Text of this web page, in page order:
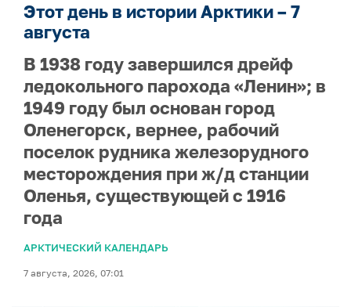
Этот день в истории Арктики – 7
августа
В 1938 году завершился дрейф
ледокольного парохода «Ленин»; в
1949 году был основан город
Оленегорск, вернее, рабочий
поселок рудника железорудного
месторождения при ж/д станции
Оленья, существующей с 1916
года
АРКТИЧЕСКИЙ КАЛЕНДАРЬ
7 августа, 2026, 07:01